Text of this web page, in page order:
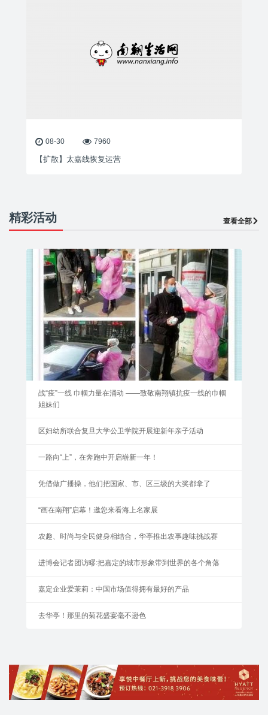
08-30 7960
【扩散】太嘉线恢复运营
精彩活动 查看全部
战“疫”一线 巾帼力量在涌动 ——致敬南翔镇抗疫一线的巾帼
姐妹们
区妇幼所联合复旦大学公卫学院开展迎新年亲子活动
一路向“上”，在奔跑中开启崭新一年！
凭借做广播操，他们把国家、市、区三级的大奖都拿了
“画在南翔”启幕！邀您来看海上名家展
农趣、时尚与全民健身相结合，华亭推出农事趣味挑战赛
进博会记者团访疁:把嘉定的城市形象带到世界的各个角落
嘉定企业爱茉莉：中国市场值得拥有最好的产品
去华亭！那里的菊花盛宴毫不逊色